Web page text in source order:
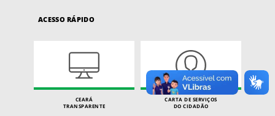
ACESSO RÁPIDO
CEARÁ
TRANSPARENTE
CARTA DE SERVIÇOS
DO CIDADÃO